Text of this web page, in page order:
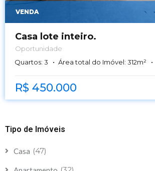
VENDA
Casa lote inteiro.
Oportunidade
Quartos: 3 Área total do Imóvel: 312m²
R$ 450.000
Tipo de Imóveis
Casa (47)